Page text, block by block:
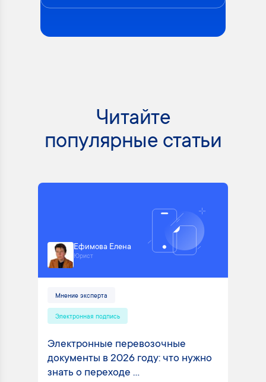
Читайте
популярные статьи
Ефимова Елена
Юрист
Мнение эксперта
Электронная подпись
Электронные перевозочные
документы в 2026 году: что нужно
знать о переходе ...